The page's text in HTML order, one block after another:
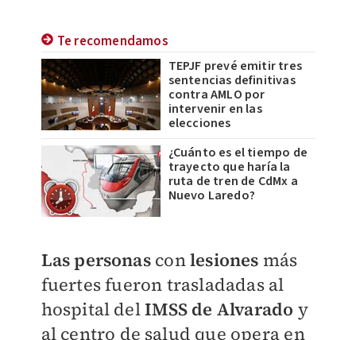
Te recomendamos
TEPJF prevé emitir tres
sentencias definitivas
contra AMLO por
intervenir en las
elecciones
¿Cuánto es el tiempo de
trayecto que haría la
ruta de tren de CdMx a
Nuevo Laredo?
Las personas conlesiones más
fuertesfueron trasladadas al
hospital delIMSS de Alvarado y
al centro de salud que opera en